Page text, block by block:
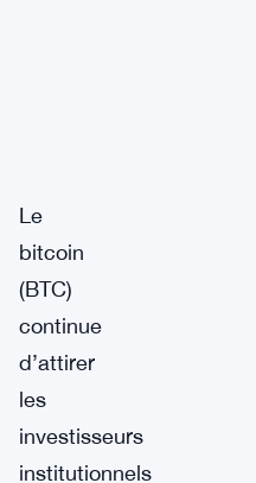
Le
bitcoin
(BTC)
continue
d’attirer
les
investisseurs
institutionnels